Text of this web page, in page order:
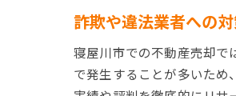
詐欺や違法業者への
寝屋川市での不動産売却で
で発生することが多いため